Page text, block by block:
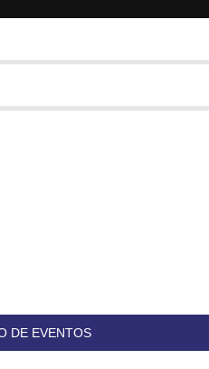
DE EVENTOS